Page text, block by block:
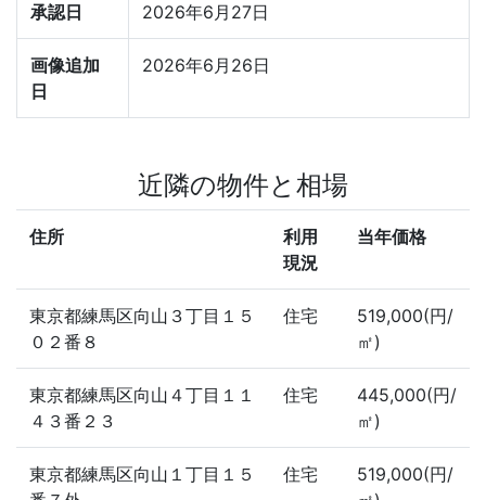
承認日 2026年6月27日
画像追加
日
2026年6月26日
近隣の物件と相場
住所
利用
現況
当年価格
東京都練馬区向山３丁目１５
０２番８
住宅
519,000(円/
㎡)
東京都練馬区向山４丁目１１
４３番２３
住宅
445,000(円/
㎡)
東京都練馬区向山１丁目１５
住宅
519,000(円/